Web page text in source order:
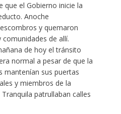
que el Gobierno inicie la
Anoche
y quemaron
de allí.
de hoy el tránsito
normal a pesar de que la
mantenían sus puertas
y miembros de la
patrullaban calles